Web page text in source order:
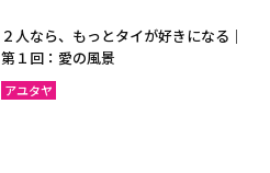
２人なら、もっとタイが好きになる｜
第１回：愛の風景
アユタヤ